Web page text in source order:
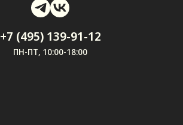
+7 (495) 139-91-12
ПН-ПТ, 10:00-18:00